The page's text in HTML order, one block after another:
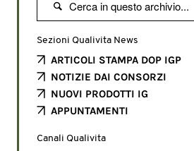

Sezioni Qualivita News
ARTICOLI STAMPA DOP IGP
NOTIZIE DAI CONSORZI
NUOVI PRODOTTI IG
APPUNTAMENTI
Canali Qualivita